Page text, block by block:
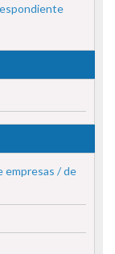
empresas / de